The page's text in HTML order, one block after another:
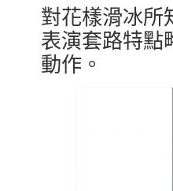
對花樣滑冰所
表演套路特點
動作。